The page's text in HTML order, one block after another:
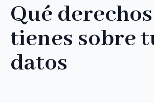
Qué derechos
tienes sobre
datos